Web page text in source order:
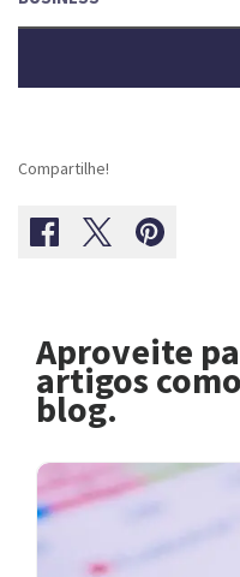
Compartilhe!
Aproveite
artigos
blog.